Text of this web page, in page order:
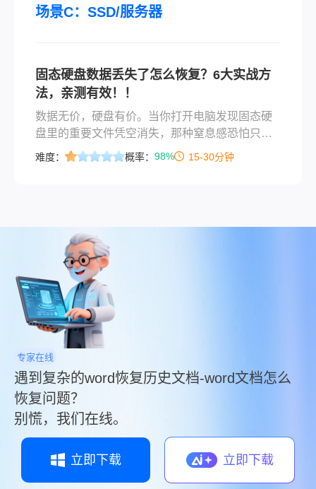
场景，覆盖Windows系统、外接硬盘、SD卡等常
场景C：SSD/服务器
固态硬盘数据丢失了怎么恢复？6大实战方
法，亲测有效！！
数据无价，硬盘有价。当你打开电脑发现固态硬
盘里的重要文件凭空消失，那种窒息感恐怕只有
经历过的人才懂。固态硬盘数据丢失了怎么恢
难度： 概率： 98% 15-30分钟
专家在线
遇到复杂的word恢复历史文档-word文档怎么
恢复问题？
别慌，我们在线。
立即下载 立即下载